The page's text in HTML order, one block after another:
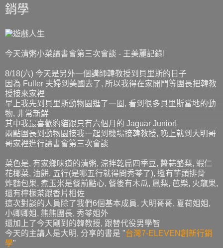
銷學
今天清粥小菜讀書會第三次會談 - 王美麗記錄!
8/18(六) 今天是另外一個講師韓教授到貝里斯的日子
因為 Fuller 夫婦到美國去了, 所以我得在家開門等團長把韓教
授接來家裡
早上我先到貝里斯動物園逛了一圈, 看到很多貝里斯當地的動
物, 非常新鮮
其中我最喜歡豹貓跟只有六個月的 Jaguar Junior!
兩點團長到動物園接我一起到機場接韓教授, 晚上就到大明哥
哥家裡進行讀書會第三次會談
菜色是, 有家鄉味道的清粥, 涼拌乾扁四季豆, 醬蒜酪梨, 蝦仁
花椰菜, 油餅, 五行(是哪五行就得問秀苓了), 還有芋頭排骨
炸麵包果, 煮玉米是餐前點心, 餐後有木瓜, 鳳梨, 芭樂, 火龍果,
還有檸檬茶跟香片相佐
這次對談的人員除了我們6個基本成員, 大明哥哥, 夏荷姐姐,
小卿卿姐, 熊熊團長, 秀苓姐外
還加上了今天剛到的韓教授, 跟替代役男學智
今天的主講人是大明, 分享的書是 "台灣7-ELEVEN創新行銷
學"